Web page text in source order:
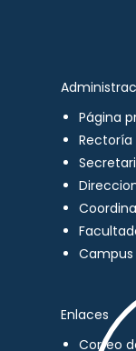
Página
Rectoría
Campus
Enlaces
Correo